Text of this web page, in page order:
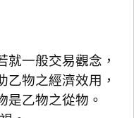
一般交易觀念，
物之經濟效用，
是乙物之從物。